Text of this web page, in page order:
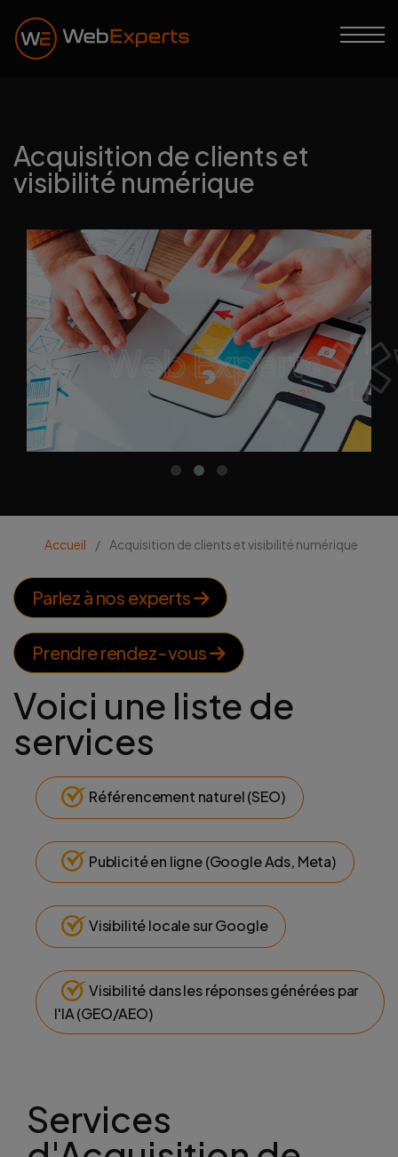
Acquisition de clients et
visibilité numérique
Web Experts
Accueil / Acquisition de clients et visibilité numérique
Parlez à nos experts
Prendre rendez-vous
Voici une liste de
services
Référencement naturel (SEO)
Publicité en ligne (Google Ads, Meta)
Visibilité locale sur Google
Visibilité dans les réponses générées par
l'IA (GEO/AEO)
Services